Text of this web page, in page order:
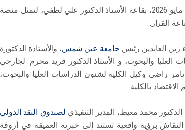
​وانعقدت هذه الفعالية يوم الخميس الماضي الموافق 21 مايو 2026، بقاعة الأستاذ الدكتور علي لطفي، لتمثل منصة
القرار.
زين العابدين رئيس جامعة عين شمس، والأستاذة الدكتورة
والبحوث، و الأستاذ الدكتور فريد محرم الجارحي
راضي وكيل الكلية لشئون الدراسات العليا والبحوث،
بالكلية.
محمد معيط، المدير التنفيذي لصندوق النقد الدولي
برؤية واقعية تستند إلى خبرته العميقة في أروقة